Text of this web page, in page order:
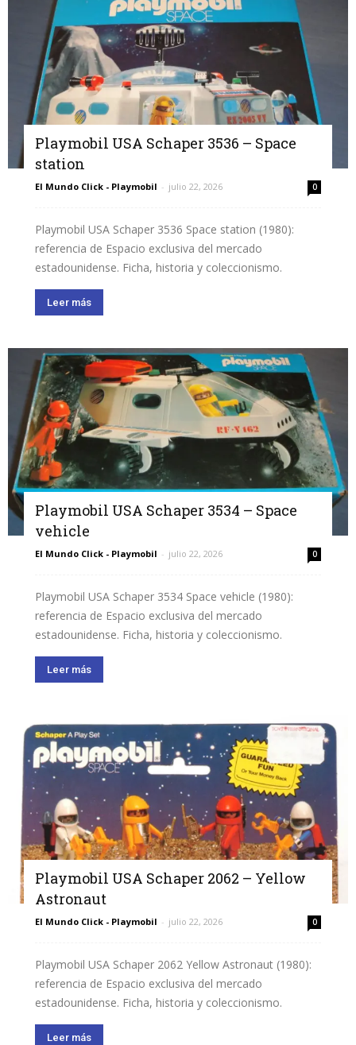
Playmobil USA Schaper 3536 – Space
station
El Mundo Click - Playmobil - julio 22, 2026 0
Playmobil USA Schaper 3536 Space station (1980):
referencia de Espacio exclusiva del mercado
estadounidense. Ficha, historia y coleccionismo.
Leer más
Playmobil USA Schaper 3534 – Space
vehicle
El Mundo Click - Playmobil - julio 22, 2026 0
Playmobil USA Schaper 3534 Space vehicle (1980):
referencia de Espacio exclusiva del mercado
estadounidense. Ficha, historia y coleccionismo.
Leer más
Playmobil USA Schaper 2062 – Yellow
Astronaut
El Mundo Click - Playmobil - julio 22, 2026 0
Playmobil USA Schaper 2062 Yellow Astronaut (1980):
referencia de Espacio exclusiva del mercado
estadounidense. Ficha, historia y coleccionismo.
Leer más